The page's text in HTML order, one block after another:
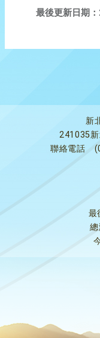
最後更新日期：
新
241035
聯絡電話
最